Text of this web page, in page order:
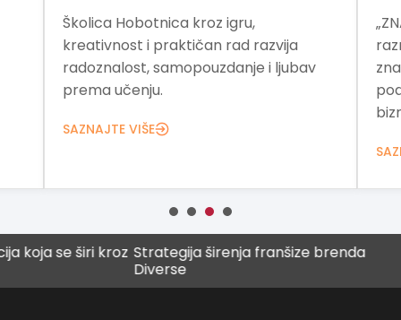
Školica Hobotnica kroz igru,
kreativnost i praktičan rad razvija
radoznalost, samopouzdanje i ljubav
prema učenju.
SAZNAJTE VIŠE
se širi kroz Strategija širenja franšize brenda
Diverse